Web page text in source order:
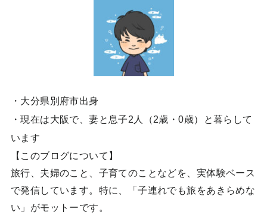
・大分県別府市出身
・現在は大阪で、妻と息子2人（2歳・0歳）と暮らして
います
【このブログについて】
旅行、夫婦のこと、子育てのことなどを、実体験ベース
で発信しています。特に、「子連れでも旅をあきらめな
い」がモットーです。